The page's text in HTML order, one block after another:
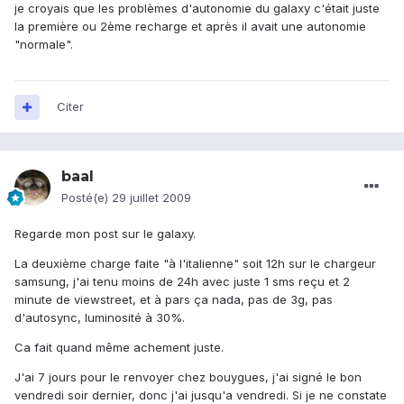
je croyais que les problèmes d'autonomie du galaxy c'était juste
la première ou 2ème recharge et après il avait une autonomie
"normale".
Citer
baal
Posté(e) 29 juillet 2009
Regarde mon post sur le galaxy.
La deuxième charge faite "à l'italienne" soit 12h sur le chargeur
samsung, j'ai tenu moins de 24h avec juste 1 sms reçu et 2
minute de viewstreet, et à pars ça nada, pas de 3g, pas
d'autosync, luminosité à 30%.
Ca fait quand même achement juste.
J'ai 7 jours pour le renvoyer chez bouygues, j'ai signé le bon
vendredi soir dernier, donc j'ai jusqu'a vendredi. Si je ne constate